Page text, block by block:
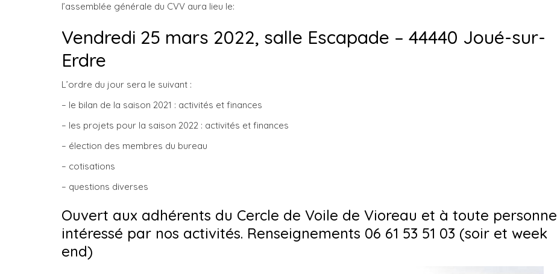
l’assemblée générale du CVV aura lieu le:
Vendredi 25 mars 2022, salle Escapade – 44440 Joué-sur-
Erdre
L’ordre du jour sera le suivant :
– le bilan de la saison 2021 : activités et finances
– les projets pour la saison 2022 : activités et finances
– élection des membres du bureau
– cotisations
– questions diverses
Ouvert aux adhérents du Cercle de Voile de Vioreau et à toute personne
intéressé par nos activités. Renseignements 06 61 53 51 03 (soir et week
end)